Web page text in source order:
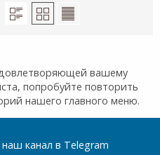
вашему
попробуйте повторить
нашего главного меню.
канал в Telegram